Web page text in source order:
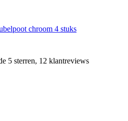
chroom 4 stuks
5 sterren, 12 klantreviews